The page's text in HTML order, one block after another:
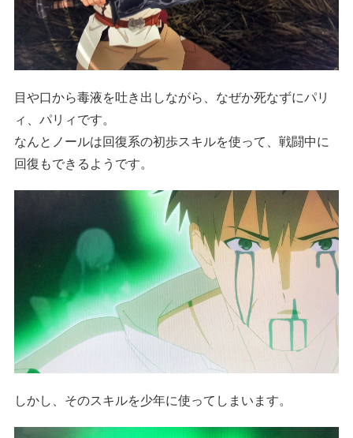
目や口から毒液を吐き出しながら、なぜか死なずにパリ
ィ、パリィです。
なんとノールは回復系の初歩スキルを使って、戦闘中に
回復もできるようです。
しかし、そのスキルを少年に使ってしまいます。